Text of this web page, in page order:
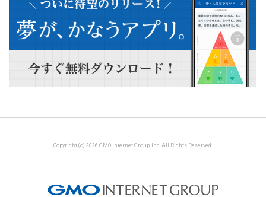
Copyright (c) 2026 GMO Internet Group, Inc. All Rights Reserved.